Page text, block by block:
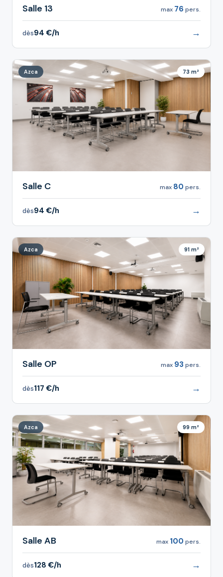
Salle 13 max 76 pers.
dès94 €/h →
Azca 73 m²
Salle C max 80 pers.
dès94 €/h →
Azca 91 m²
Salle OP max 93 pers.
dès117 €/h →
Azca 99 m²
Salle AB max 100 pers.
dès128 €/h →